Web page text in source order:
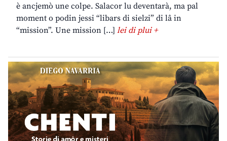
è ancjemò une colpe. Salacor lu deventarà, ma pal
moment o podin jessi “libars di sielzi” di lâ in
“mission”. Une mission […] lei di plui +